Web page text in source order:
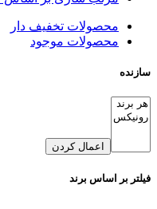
محصولات تخفیف دار
محصولات موجود
سازنده
اعمال کردن
فیلتر بر اساس برند